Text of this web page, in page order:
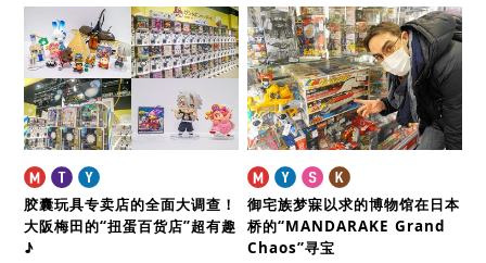
胶囊玩具专卖店的全面大调查！
大阪梅田的“扭蛋百货店”超有趣
♪
御宅族梦寐以求的博物馆在日本
桥的“MANDARAKE Grand
Chaos”寻宝